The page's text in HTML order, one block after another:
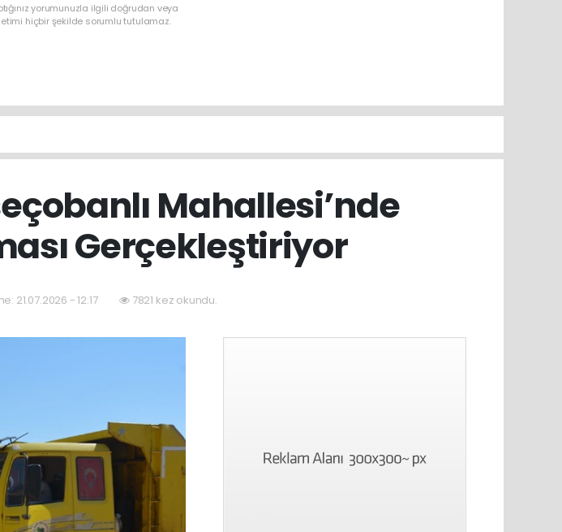
yorumunuzla ilgili doğrudan veya
hiçbir şekilde sorumlu tutulamaz.
Mahallesi’nde
Gerçekleştiriyor
21.07.2026 - 12:17 7821 kez okundu.